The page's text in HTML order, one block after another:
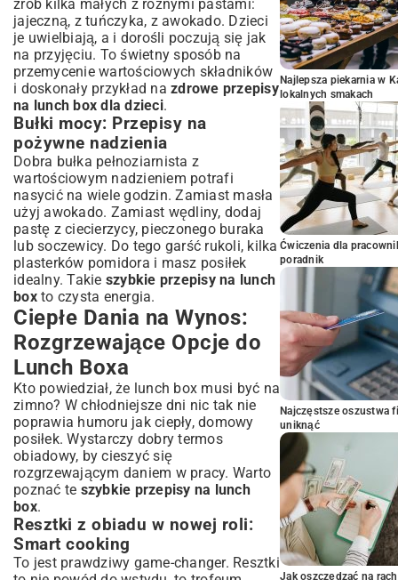
zrób kilka małych z różnymi pastami:
jajeczną, z tuńczyka, z awokado. Dzieci
je uwielbiają, a i dorośli poczują się jak
na przyjęciu. To świetny sposób na
przemycenie wartościowych składników
i doskonały przykład na zdrowe przepisy
na lunch box dla dzieci.
Bułki mocy: Przepisy na
pożywne nadzienia
Dobra bułka pełnoziarnista z
wartościowym nadzieniem potrafi
nasycić na wiele godzin. Zamiast masła
użyj awokado. Zamiast wędliny, dodaj
pastę z ciecierzycy, pieczonego buraka
lub soczewicy. Do tego garść rukoli, kilka
plasterków pomidora i masz posiłek
idealny. Takie szybkie przepisy na lunch
boxto czysta energia.
Ciepłe Dania na Wynos:
Rozgrzewające Opcje do
Lunch Boxa
Kto powiedział, że lunch box musi być na
zimno? W chłodniejsze dni nic tak nie
poprawia humoru jak ciepły, domowy
posiłek. Wystarczy dobry termos
obiadowy, by cieszyć się
rozgrzewającym daniem w pracy. Warto
poznać te szybkie przepisy na lunch
box.
Resztki z obiadu w nowej roli:
Smart cooking
To jest prawdziwy game-changer. Resztki
Najlepsza piekarnia w
lokalnych smakach
Ćwiczenia dla
poradnik
Najczęstsze oszustwa
uniknąć
Jak oszczędzać na